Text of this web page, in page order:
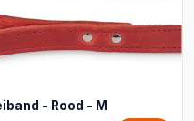
- Rood - M